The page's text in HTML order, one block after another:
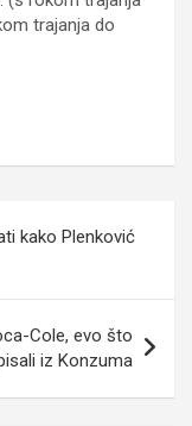
trajanja do
kako Plenković
Cole, evo što
iz Konzuma